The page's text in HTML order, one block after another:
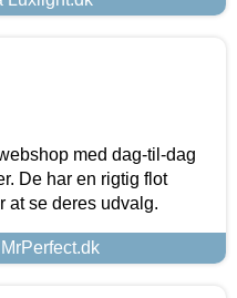
med dag-til-dag
De har en rigtig flot
at se deres udvalg.